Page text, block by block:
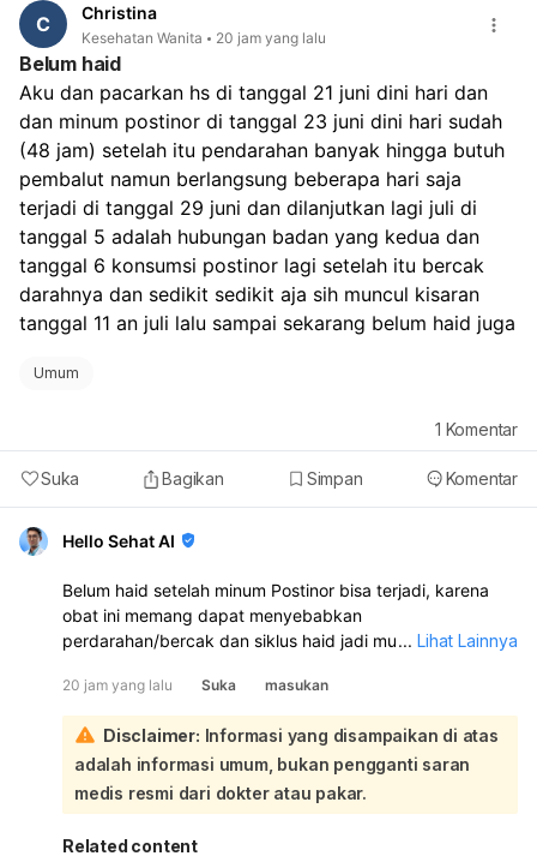
C Christina
Kesehatan Wanita 20 jam yang lalu
Belum haid
Aku dan pacarkan hs di tanggal 21 juni dini hari dan
dan minum postinor di tanggal 23 juni dini hari sudah
(48 jam) setelah itu pendarahan banyak hingga butuh
pembalut namun berlangsung beberapa hari saja
terjadi di tanggal 29 juni dan dilanjutkan lagi juli di
tanggal 5 adalah hubungan badan yang kedua dan
tanggal 6 konsumsi postinor lagi setelah itu bercak
darahnya dan sedikit sedikit aja sih muncul kisaran
tanggal 11 an juli lalu sampai sekarang belum haid juga
Umum
Suka Bagikan Simpan Komentar
1 Komentar
Hello Sehat AI
Belum haid setelah minum Postinor bisa terjadi, karena
obat ini memang dapat menyebabkan
perdarahan/bercak dan siklus haid jadi mundur atau tidak
lagi tanggal 5 Juli, tetap ada kemungkinan hamil.
Sebaiknya lakukan tes kehamilan sekarang, terutama
kalau haid sudah terlambat. Kalau hasilnya negatif tapi
haid tetap belum datang, ulangi 1 minggu kemudian atau
periksakan ke dokter kandungan. Segera periksa juga
bila perdarahannya sangat banyak, nyeri hebat, atau ada
keputihan berbau/ gatal.
... Lihat Lainnya
20 jam yang lalu Suka masukan
Disclaimer: Informasi yang disampaikan di atas
adalah informasi umum, bukan pengganti saran
medis resmi dari dokter atau pakar.
Related content